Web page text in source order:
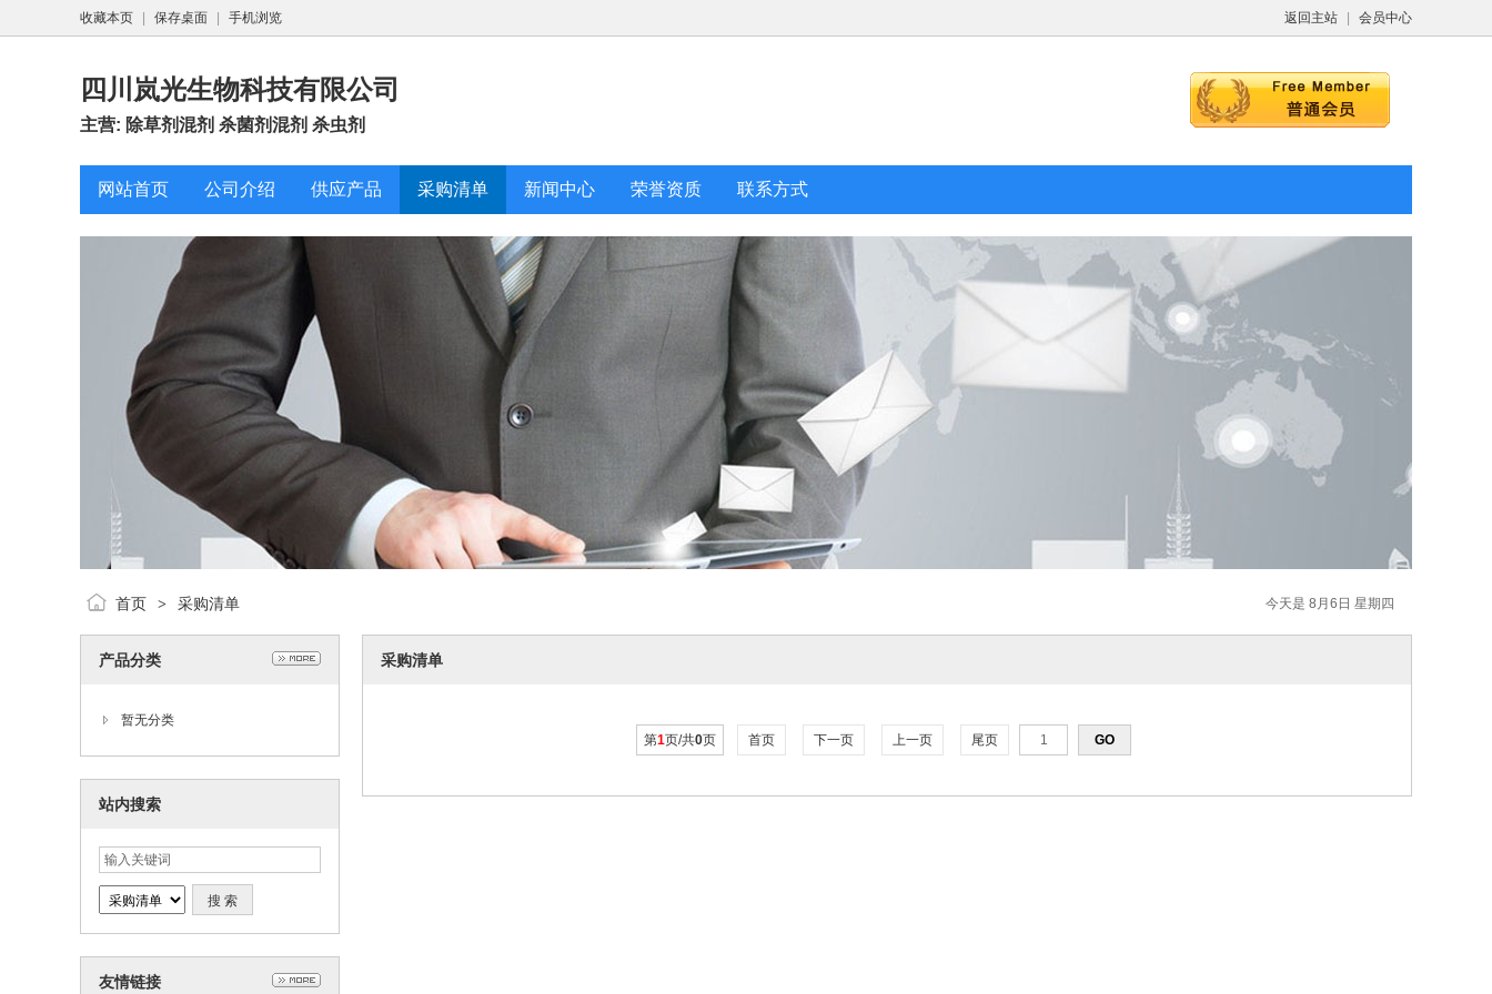
返回主站 会员中心
收藏本页 保存桌面 手机浏览
四川岚光生物科技有限公司
主营: 除草剂混剂 杀菌剂混剂 杀虫剂
网站首页 公司介绍 供应产品 采购清单 新闻中心 荣誉资质 联系方式
今天是 8月6日 星期四
首页 > 采购清单
产品分类
暂无分类
站内搜索
友情链接
采购清单
第1页/共0页 首页 下一页 上一页 尾页